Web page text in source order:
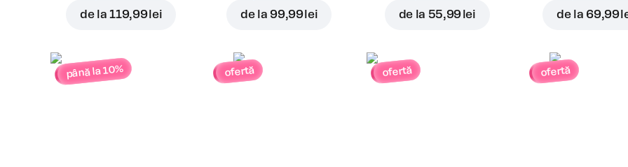
de la119,99 lei de la 99,99 lei de la 55,99 lei de la 69,99
până la 10% ofertă ofertă ofertă